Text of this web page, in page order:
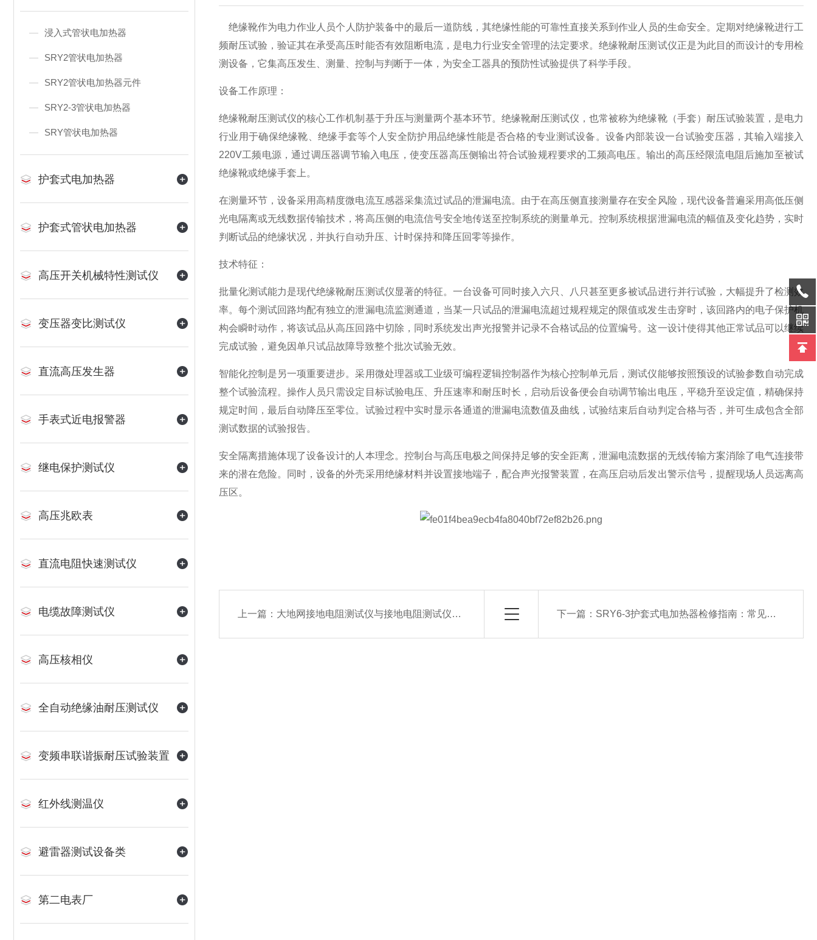
浸入式管状电加热器
SRY2管状电加热器
SRY2管状电加热器元件
SRY2-3管状电加热器
SRY管状电加热器
护套式电加热器
护套式管状电加热器
高压开关机械特性测试仪
变压器变比测试仪
直流高压发生器
手表式近电报警器
继电保护测试仪
高压兆欧表
直流电阻快速测试仪
电缆故障测试仪
高压核相仪
全自动绝缘油耐压测试仪
变频串联谐振耐压试验装置
红外线测温仪
避雷器测试设备类
第二电表厂
绝缘靴作为电力作业人员个人防护装备中的最后一道防线，其绝缘性能的可靠性直接关系到作业人员的生命安全。定期对绝缘靴进行工
频耐压试验，验证其在承受高压时能否有效阻断电流，是电力行业安全管理的法定要求。绝缘靴耐压测试仪正是为此目的而设计的专用检
测设备，它集高压发生、测量、控制与判断于一体，为安全工器具的预防性试验提供了科学手段。
设备工作原理：
绝缘靴耐压测试仪的核心工作机制基于升压与测量两个基本环节。绝缘靴耐压测试仪，也常被称为绝缘靴（手套）耐压试验装置，是电力
行业用于确保绝缘靴、绝缘手套等个人安全防护用品绝缘性能是否合格的专业测试设备。设备内部装设一台试验变压器，其输入端接入
220V工频电源，通过调压器调节输入电压，使变压器高压侧输出符合试验规程要求的工频高电压。输出的高压经限流电阻后施加至被试
绝缘靴或绝缘手套上。
在测量环节，设备采用高精度微电流互感器采集流过试品的泄漏电流。由于在高压侧直接测量存在安全风险，现代设备普遍采用高低压侧
光电隔离或无线数据传输技术，将高压侧的电流信号安全地传送至控制系统的测量单元。控制系统根据泄漏电流的幅值及变化趋势，实时
判断试品的绝缘状况，并执行自动升压、计时保持和降压回零等操作。
技术特征：
批量化测试能力是现代绝缘靴耐压测试仪显著的特征。一台设备可同时接入六只、八只甚至更多被试品进行并行试验，大幅提升了检测效
率。每个测试回路均配有独立的泄漏电流监测通道，当某一只试品的泄漏电流超过规程规定的限值或发生击穿时，该回路内的电子保护机
构会瞬时动作，将该试品从高压回路中切除，同时系统发出声光报警并记录不合格试品的位置编号。这一设计使得其他正常试品可以继续
完成试验，避免因单只试品故障导致整个批次试验无效。
智能化控制是另一项重要进步。采用微处理器或工业级可编程逻辑控制器作为核心控制单元后，测试仪能够按照预设的试验参数自动完成
整个试验流程。操作人员只需设定目标试验电压、升压速率和耐压时长，启动后设备便会自动调节输出电压，平稳升至设定值，精确保持
规定时间，最后自动降压至零位。试验过程中实时显示各通道的泄漏电流数值及曲线，试验结束后自动判定合格与否，并可生成包含全部
测试数据的试验报告。
安全隔离措施体现了设备设计的人本理念。控制台与高压电极之间保持足够的安全距离，泄漏电流数据的无线传输方案消除了电气连接带
来的潜在危险。同时，设备的外壳采用绝缘材料并设置接地端子，配合声光报警装置，在高压启动后发出警示信号，提醒现场人员远离高
压区。
上一篇： 大地网接地电阻测试仪与接地电阻测试仪的区别 下一篇： SRY6-3护套式电加热器检修指南：常见绝缘下降问题排查